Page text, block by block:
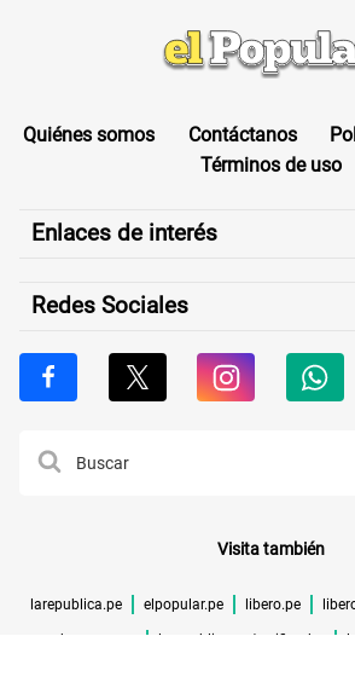
Quiénes somos Contáctanos
Términos de uso
Enlaces de interés
Redes Sociales
Visita también
larepublica.pe elpopular.pe libero.pe
buenazo.pe larepublica.pe/verificador